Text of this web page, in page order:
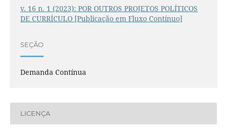
v. 16 n. 1 (2023): POR OUTROS PROJETOS POLÍTICOS
DE CURRÍCULO [Publicação em Fluxo Contínuo]
SEÇÃO
Demanda Contínua
LICENÇA